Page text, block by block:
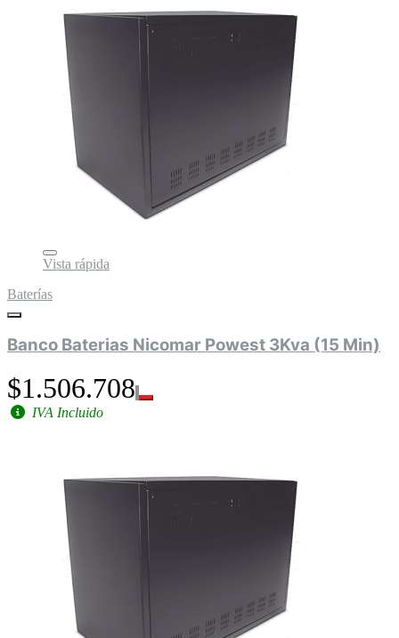
Vista rápida
Baterías
Banco Baterias Nicomar Powest 3Kva (15 Min)
$1.506.708
IVA Incluido